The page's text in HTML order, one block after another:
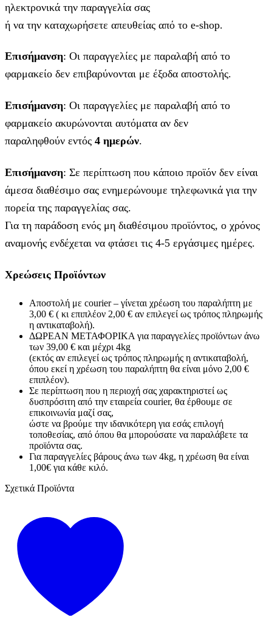
ηλεκτρονικά την παραγγελία σας
ή να την καταχωρήσετε απευθείας από το e-shop.
Επισήμανση: Οι παραγγελίες με παραλαβή από το
φαρμακείο δεν επιβαρύνονται με έξοδα αποστολής.
Επισήμανση: Οι παραγγελίες με παραλαβή από το
φαρμακείο ακυρώνονται αυτόματα αν δεν
παραληφθούν εντός 4 ημερών.
Επισήμανση: Σε περίπτωση που κάποιο προϊόν δεν είναι
άμεσα διαθέσιμο σας ενημερώνουμε τηλεφωνικά για την
πορεία της παραγγελίας σας.
Για τη παράδοση ενός μη διαθέσιμου προϊόντος, ο χρόνος
αναμονής ενδέχεται να φτάσει τις 4-5 εργάσιμες ημέρες.
Χρεώσεις Προϊόντων
Αποστολή με courier – γίνεται χρέωση του παραλήπτη με
3,00 € ( κι επιπλέον 2,00 € αν επιλεγεί ως τρόπος πληρωμής
η αντικαταβολή).
ΔΩΡΕΑΝ ΜΕΤΑΦΟΡΙΚΑ για παραγγελίες προϊόντων άνω
των 39,00 € και μέχρι 4kg
(εκτός αν επιλεγεί ως τρόπος πληρωμής η αντικαταβολή,
όπου εκεί η χρέωση του παραλήπτη θα είναι μόνο 2,00 €
επιπλέον).
Σε περίπτωση που η περιοχή σας χαρακτηριστεί ως
δυσπρόσιτη από την εταιρεία courier, θα έρθουμε σε
επικοινωνία μαζί σας,
ώστε να βρούμε την ιδανικότερη για εσάς επιλογή
τοποθεσίας, από όπου θα μπορούσατε να παραλάβετε τα
προϊόντα σας.
Για παραγγελίες βάρους άνω των 4kg, η χρέωση θα είναι
1,00€ για κάθε κιλό.
Σχετικά Προϊόντα